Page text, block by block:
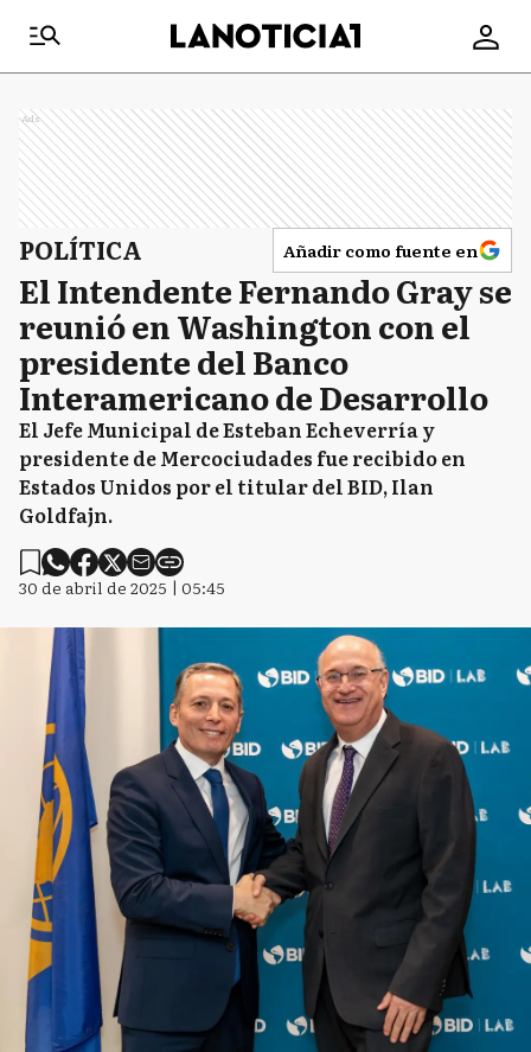
Ads
POLÍTICA Añadir como fuente en
El Intendente Fernando Gray se
reunió en Washington con el
presidente del Banco
Interamericano de Desarrollo
El Jefe Municipal de Esteban Echeverría y
presidente de Mercociudades fue recibido en
Estados Unidos por el titular del BID, Ilan
Goldfajn.
30 de abril de 2025 | 05:45